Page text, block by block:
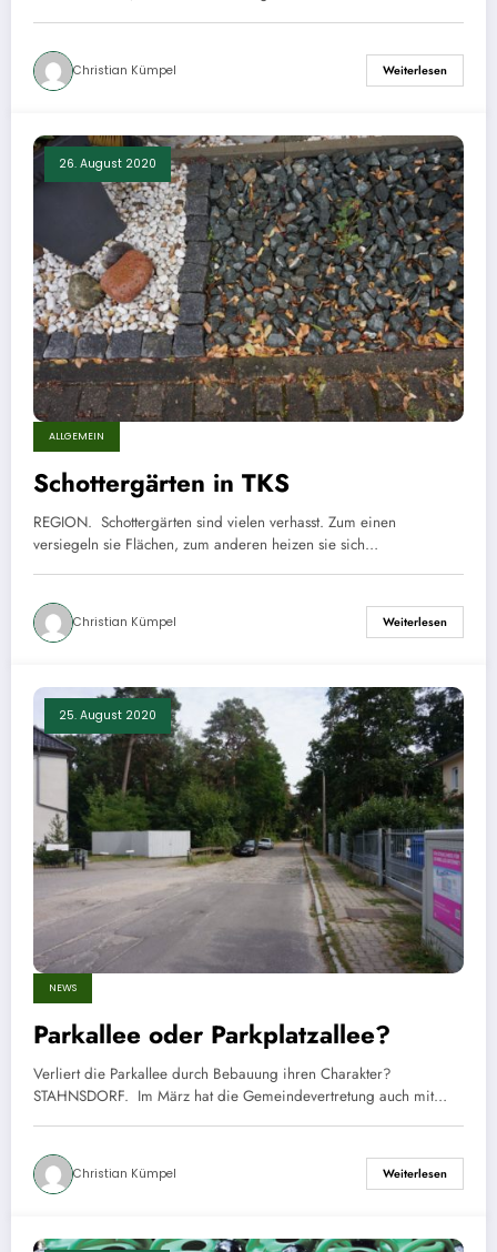
Christian Kümpel Weiterlesen
26. August 2020
ALLGEMEIN
Schottergärten in TKS
REGION. Schottergärten sind vielen verhasst. Zum einen
versiegeln sie Flächen, zum anderen heizen sie sich…
Christian Kümpel Weiterlesen
25. August 2020
NEWS
Parkallee oder Parkplatzallee?
Verliert die Parkallee durch Bebauung ihren Charakter?
STAHNSDORF. Im März hat die Gemeindevertretung auch mit…
Christian Kümpel Weiterlesen